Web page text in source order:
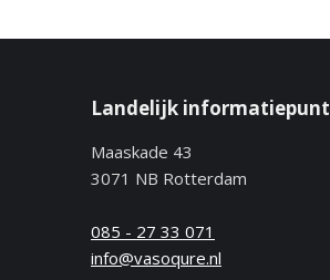
Landelijk informatiepunt
Maaskade 43
3071 NB Rotterdam
085 - 27 33 071
info@vasoqure.nl